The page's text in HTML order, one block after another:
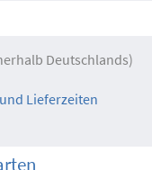
Deutschlands)
Lieferzeiten